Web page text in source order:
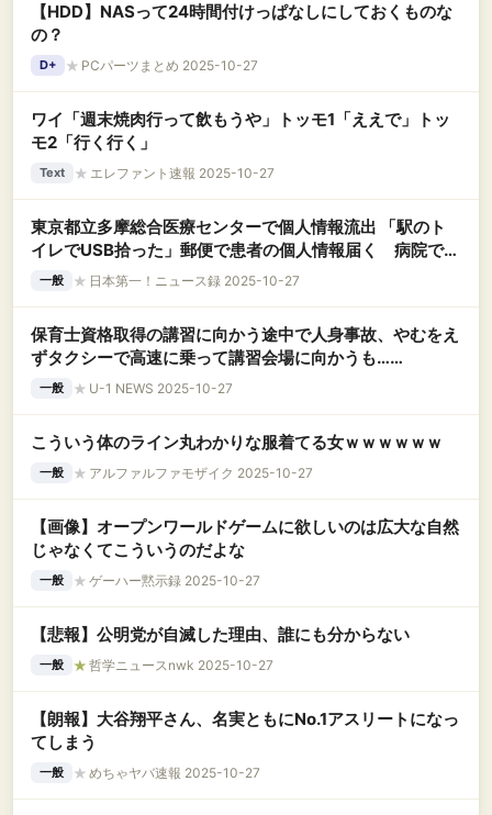
【HDD】NASって24時間付けっぱなしにしておくものな
の？
D+ ★ PCパーツまとめ 2025-10-27
ワイ「週末焼肉行って飲もうや」トッモ1「ええで」トッ
モ2「行く行く」
Text ★ エレファント速報 2025-10-27
東京都立多摩総合医療センターで個人情報流出 「駅のト
イレでUSB拾った」郵便で患者の個人情報届く 病院で管
理のUSBに紛失は確認できず
一般 ★ 日本第一！ニュース録 2025-10-27
保育士資格取得の講習に向かう途中で人身事故、やむをえ
ずタクシーで高速に乗って講習会場に向かうも……
一般 ★ U-1 NEWS 2025-10-27
こういう体のライン丸わかりな服着てる女ｗｗｗｗｗｗ
一般 ★ アルファルファモザイク 2025-10-27
【画像】オープンワールドゲームに欲しいのは広大な自然
じゃなくてこういうのだよな
一般 ★ ゲーハー黙示録 2025-10-27
【悲報】公明党が自滅した理由、誰にも分からない
一般 ★ 哲学ニュースnwk 2025-10-27
【朗報】大谷翔平さん、名実ともにNo.1アスリートになっ
てしまう
一般 ★ めちゃヤバ速報 2025-10-27